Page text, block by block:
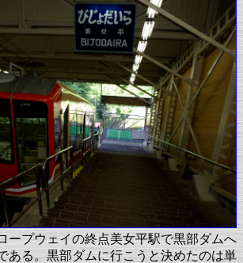
ープウェイの終点美女平駅で黒部ダムへ
ある。黒部ダムに行こうと決めたのは単